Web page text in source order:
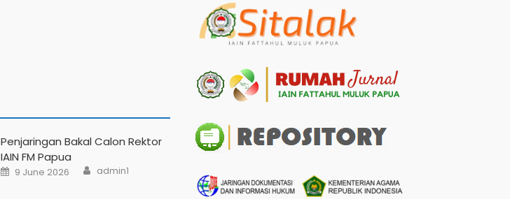
Penjaringan Bakal Calon Rektor
IAIN FM Papua
9 June 2026 admin1